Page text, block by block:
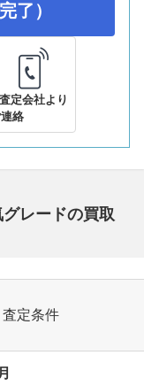
了）
定会社より
絡
レードの買取
査定条件